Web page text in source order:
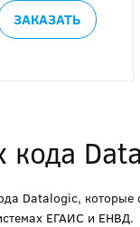
ЗАКАЗАТЬ
кода
Datalogic, которые
ЕГАИС и ЕНВД.